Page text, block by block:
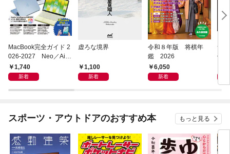
MacBook完全ガイド 2
026-2027 Neo／Air
／Pro対応
1,740
新着
虚ろな境界
1,100
新着
令和８年版 将棋年
鑑 2026
6,050
新着
つ
像
スポーツ・アウトドアのおすすめ本 もっと見る